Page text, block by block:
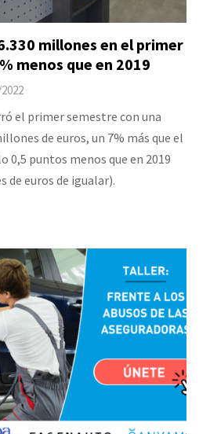
millones en el primer
menos que en 2019
el primer semestre con una
de euros, un 7% más que el
0,5 puntos menos que en 2019
de euros de igualar).